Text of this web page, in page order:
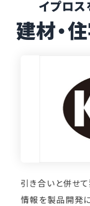
イプロ
建材・
現場の困りごと
人と接点を作れる